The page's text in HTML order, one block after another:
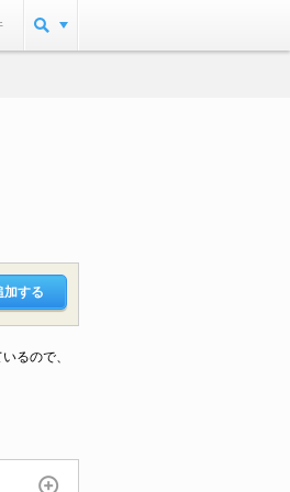
加する
るので、